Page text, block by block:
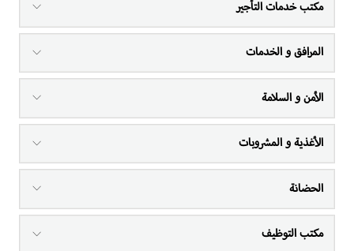
مكتب خدمات التأجير
المرافق و الخدمات
الأمن و السلامة
الأغذية و المشروبات
الحضانة
مكتب التوظيف